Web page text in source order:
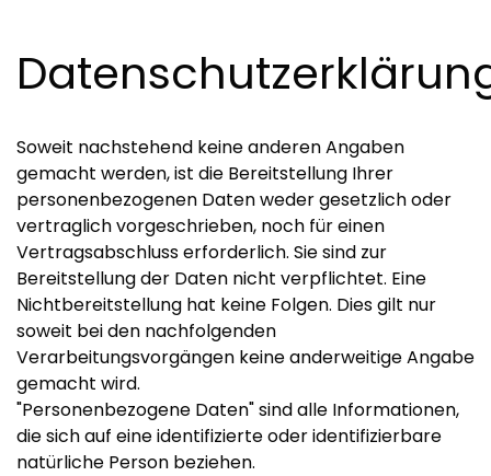
Soweit nachstehend keine anderen Angaben
gemacht werden, ist die Bereitstellung Ihrer
personenbezogenen Daten weder gesetzlich oder
vertraglich vorgeschrieben, noch für einen
Vertragsabschluss erforderlich. Sie sind zur
Bereitstellung der Daten nicht verpflichtet. Eine
Nichtbereitstellung hat keine Folgen. Dies gilt nur
soweit bei den nachfolgenden
Verarbeitungsvorgängen keine anderweitige Angabe
gemacht wird.
"Personenbezogene Daten" sind alle Informationen,
die sich auf eine identifizierte oder identifizierbare
natürliche Person beziehen.